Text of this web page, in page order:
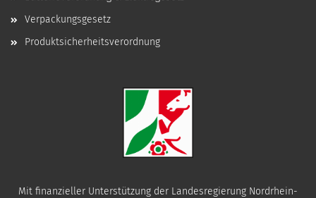
Verpackungsgesetz
Produktsicherheitsverordnung
Mit finanzieller Unterstützung der Landesregierung Nordrhein-